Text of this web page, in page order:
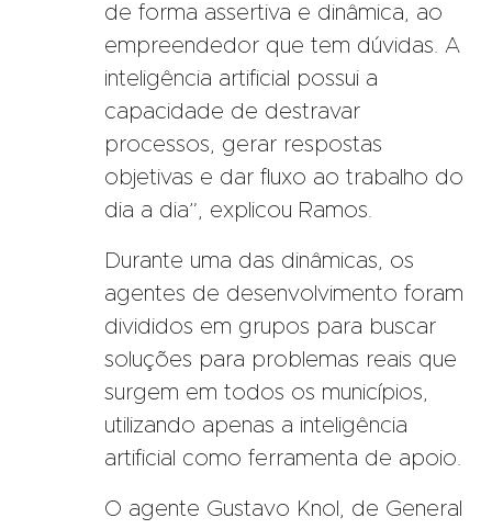
de forma assertiva e dinâmica, ao
empreendedor que tem dúvidas. A
inteligência artificial possui a
capacidade de destravar
processos, gerar respostas
objetivas e dar fluxo ao trabalho do
dia a dia”, explicou Ramos.
Durante uma das dinâmicas, os
agentes de desenvolvimento foram
divididos em grupos para buscar
soluções para problemas reais que
surgem em todos os municípios,
utilizando apenas a inteligência
artificial como ferramenta de apoio.
O agente Gustavo Knol, de General